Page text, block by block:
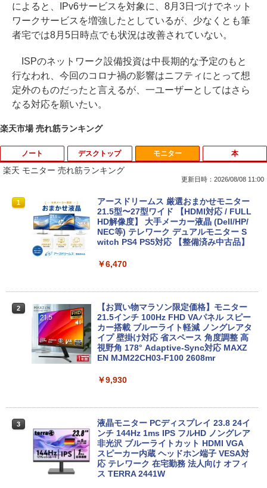
によると、IPv6サービスを対象に、8月3日づけでネット
ワークサービスを増強したとしているが、少なくとも筆
者宅では8月5日時点でも状況は改善されていない。
ISPのネットワーク設備投資は中長期的な予定のもと
行なわれ、今回のコロナ禍の影響はニフティにとって想
定外のものだったと言えるが、一ユーザーとしてはさら
なる対応を願いたい。
楽天市場 売れ筋ランキング
ノート
1
【ノートPC用】【あんしん3ヶ月に延長
保証】通常付属している30日の保証期間
が3ヶ月に延長されます。【単品購入・併
用不可※レビューキャンペーンは除く /
ノートパソコン専用】
￥1,000
2
おまかせ 中古ノートパソコン Windows
11 A4サイズ 15型以上 メーカー 富士通 N
EC 等 CPU Intel Cel 第6世代 メモリ4GB
SSD128GB 無線LAN WPS office2搭載
HDMI対応 送料無料 訳あり品
in11搭載 パソコンノートパソコンoffice
付き 初心者向けノートPC 初期設定済 1
5.6型 インテル高速CPU ランダムで発送
メモリ4GB～ 高速SSD1TB 最大 フルHD
Webカメラ zoom 軽量薄型 無線 型番更
新で在庫処分
デスクトップ
1
ポイント10倍 中古パソコン デスクトッ
プ Windows10【Windows 10 Pro 64Bit
搭載】富士通 ESPRIMO D583シリーズ等
Celeron G1840 2.8G/4G/250GB/DVD-R
OM
￥9,980
2
【中古】【箱付】 APPLE Mac mini A13
47 (Late 2014) 【 macOS Monterey 12.
7.6 / i7(3GHz) / メモリ:16GB / HDD:1.1
2TB 】 【 中古 ビジネスホン パソコン
業務用 電話機 本体】
0T/メモリ16GB(DDR4)/SSD256GB(M.2
NVMe)/Win11Pro-64bit】【中古/送料無
料】※沖縄・離島を除く
￥32,980
モニター
楽天 モニター 売れ筋ランキング
更新日時：2026/08/08 11:00
1
アースドリームス 厳選おまかせモニター
21.5型〜27型ワイド 【HDMI対応 / FULL
HD解像度】 大手メーカー液晶 (Dell/HP/
NEC等) テレワーク デュアルモニター S
witch PS4 PS5対応 【整備済み中古品】
￥6,470
2
【お買い物マラソン限定価格】モニター
21.5インチ 100Hz FHD VAパネル スピー
カー搭載 ブルーライト軽減 ノングレアタ
イプ 壁掛け対応 省スペース 角度調整 高
視野角 178° Adaptive-Sync対応 MAXZ
EN MJM22CH03-F100 2608mr
￥9,930
3
液晶モニター PCディスプレイ 23.8 24イ
ンチ 144Hz 1ms IPS フルHD ノングレア
非光沢 ブルーライトカット HDMI VGA
スピーカー内蔵 ヘッドホン端子 VESA対
応 テレワーク 在宅勤務 法人向け オフィ
ス TERRA 2441W
本